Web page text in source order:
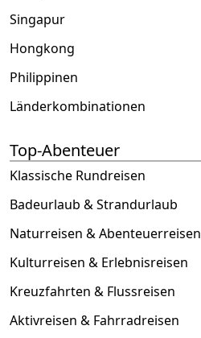
Singapur
Hongkong
Philippinen
Länderkombinationen
Top-Abenteuer
Klassische Rundreisen
Badeurlaub & Strandurlaub
Naturreisen & Abenteuerreisen
Kulturreisen & Erlebnisreisen
Kreuzfahrten & Flussreisen
Aktivreisen & Fahrradreisen